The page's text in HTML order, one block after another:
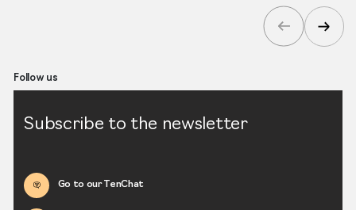
Follow us
Subscribe to the newsletter
Go to our TenChat